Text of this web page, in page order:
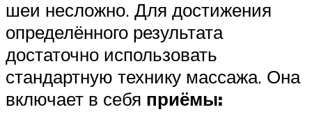
шеи несложно. Для достижения
определённого результата
достаточно использовать
стандартную технику массажа. Она
включает в себя приёмы: